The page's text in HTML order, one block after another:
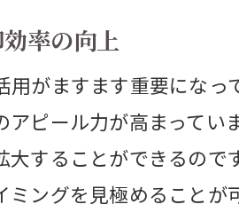
要増と不動産売却の新た
需要増加が示す市場の未
での売却成功につなが
活かした魅力的な物件
ス改善がもたらす郊外物
率の向上
がますます重要にな
ピール力が高まって
することができるの
ングを見極めること